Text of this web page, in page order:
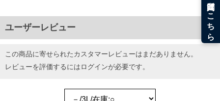
ンピュータ画面）によって、商品の色味が若干異なる場合がございます。予めご了承
※当店での掲載商品は、実店鋪と在庫を共用しておりますので店頭での売り違い、店
舗からのお取り寄せ等により、お客様にご迷惑をお掛けしてしまう場合がございま
す。そのようなことがない様最大限に努めておりますが、もしあった場合速やかにご
DETAIL
ユーザーレビュー
この商品に寄せられたカスタマーレビューはまだありません。
レビューを評価するにはログインが必要です。